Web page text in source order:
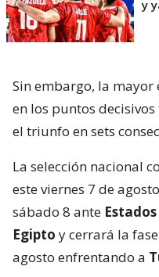
y
Sin embargo, la
en los puntos
el triunfo en sets
La selección nacional
este viernes 7 de
sábado 8 ante
Egipto y cerrará la
agosto enfrentando a